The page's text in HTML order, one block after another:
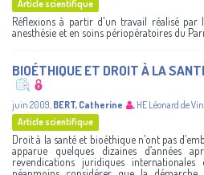
Article scientifique
Réflexions à partir d'un travail réalisé par
anesthésie et en soins périopératoires du
BIOÉTHIQUE ET DROIT À LA
juin 2009, BERT, Catherine , HE Léonard de
Article scientifique
Droit à la santé et bioéthique n’ont pas
apparue quelques dizaines d’années
revendications juridiques